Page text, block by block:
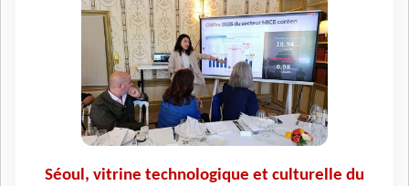
Séoul, vitrine technologique et culturelle du